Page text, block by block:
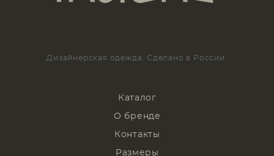
Дизайнерская одежда. Сделано в России.
Каталог
О бренде
Контакты
Размеры